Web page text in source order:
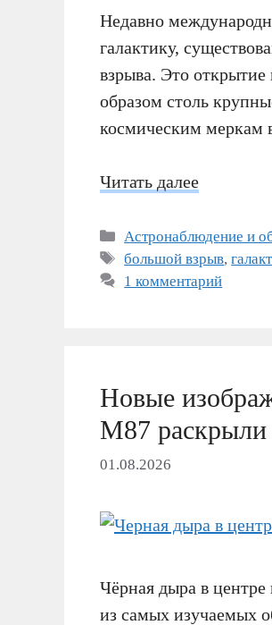
Недавно
галактику,
взрыва. Это
образом столь
космическим меркам
Читать далее
Рубрики
Астронаблюдение и
Метки
большой взрыв,
1 комментарий
Новые
M87 раскрыли
01.08.2026
Чёрная дыра в центре
из самых изучаемых